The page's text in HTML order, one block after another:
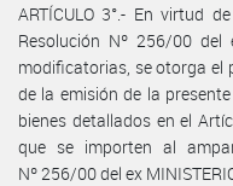
ARTÍCULO 3°.- En virtud
Resolución Nº 256/00 del
modificatorias, se otorga el
de la emisión de la
bienes detallados en el
que se importen al
Nº 256/00 del ex